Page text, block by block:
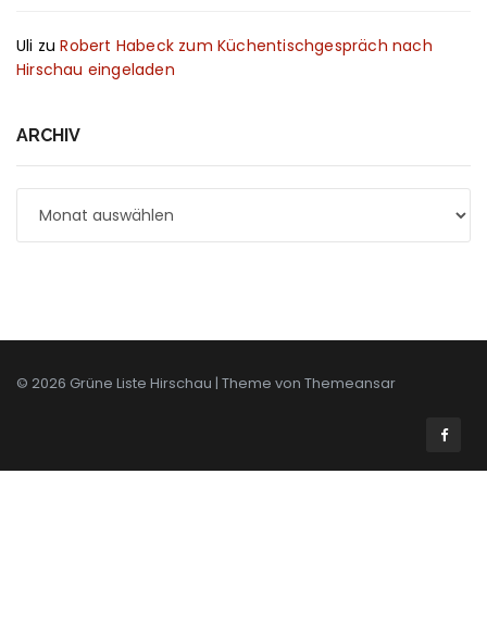
Uli zuRobert Habeck zum Küchentischgespräch nach
Hirschau eingeladen
ARCHIV
© 2026 Grüne Liste Hirschau | Theme von Themeansar